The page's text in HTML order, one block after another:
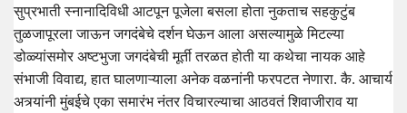
सुप्रभाती स्नानादिविधी आटपून पूजेला बसला होता नुकताच सहकुटुंब
तुळजापूरला जाऊन जगदंबेचे दर्शन घेऊन आला असल्यामुळे मिटल्या
डोळ्यांसमोर अष्टभुजा जगदंबेची मूर्ती तरळत होती या कथेचा नायक आहे
संभाजी विवाद्य, हात घालणाऱ्याला अनेक वळनांनी फरपटत नेणारा. कै. आचार्य
अत्र्यांनी मुंबईचे एका समारंभ नंतर विचारल्याचा आठवतं शिवाजीराव या